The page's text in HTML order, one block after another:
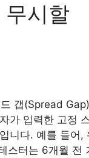
시할
갭(Spread Gap)
가 입력한 고정
니다. 예를 들어,
스터는 6개월 전